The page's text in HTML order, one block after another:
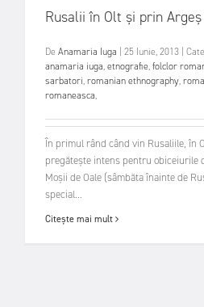
Rusalii în Olt și prin Argeș
De Anamaria Iuga 25 Iunie, 2013
anamaria iuga,etnografie,folclor
sarbatori,romanian ethnography,
romaneasca,
În primul rând când vin Rusaliile, în
pregătește intens pentru obiceiurile
Moșii de Oale (sâmbăta înainte de
special...
Citește mai mult